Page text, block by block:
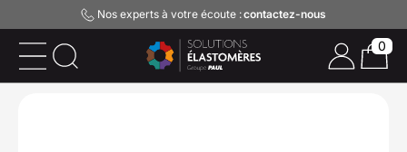
Nos experts à votre écoute :contactez-nous
0